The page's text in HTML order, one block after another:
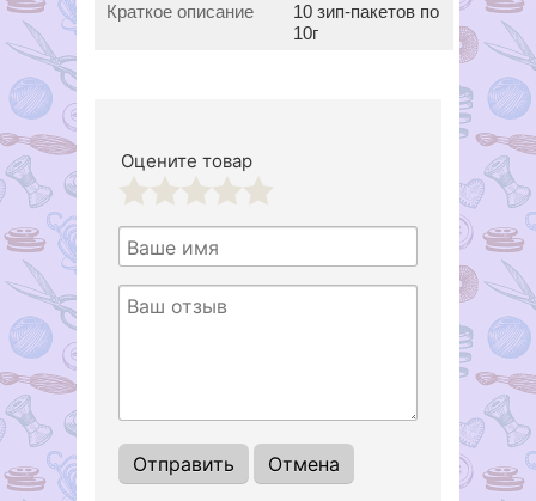
Краткое описание
10 зип-пакетов по
10г
Оцените товар